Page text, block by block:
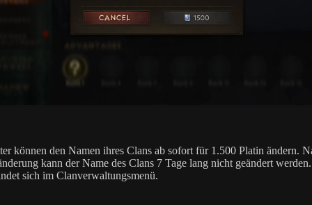
können den Namen ihres Clans ab sofort für 1.500 Platin ändern.
kann der Name des Clans 7 Tage lang nicht geändert
sich im Clanverwaltungsmenü.